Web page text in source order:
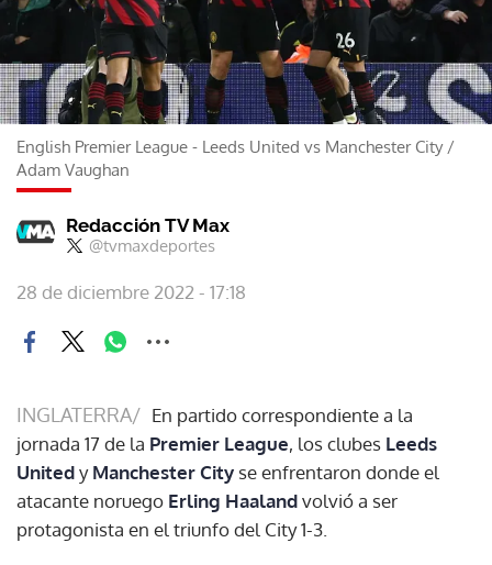
English Premier League - Leeds United vs Manchester City/
Adam Vaughan
Redacción TV Max
@tvmaxdeportes
28 de diciembre 2022 - 17:18
INGLATERRA/ En partido correspondiente a la
jornada 17 de la Premier League, los clubes Leeds
UnitedyManchester City se enfrentaron donde el
atacante noruego Erling Haalandvolvió a ser
protagonista en el triunfo del City 1-3.